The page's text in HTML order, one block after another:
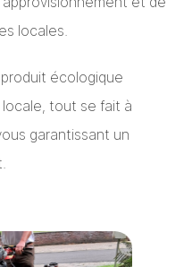
locales.
écologique
tout se fait à
garantissant un